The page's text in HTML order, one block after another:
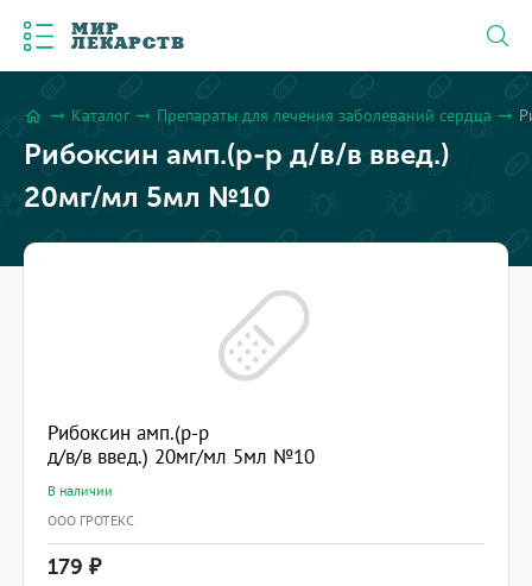
МИР
ЛЕКАРСТВ
home arrow_right_alt Каталог arrow_right_alt Препараты для лечения заболеваний сердца arrow_right_alt
Рибоксин амп.(р-р д/в/в введ.)
20мг/мл 5мл №10
Рибоксин амп.(р-р
д/в/в введ.) 20мг/мл 5мл №10
В наличии
ООО ГРОТЕКС
179